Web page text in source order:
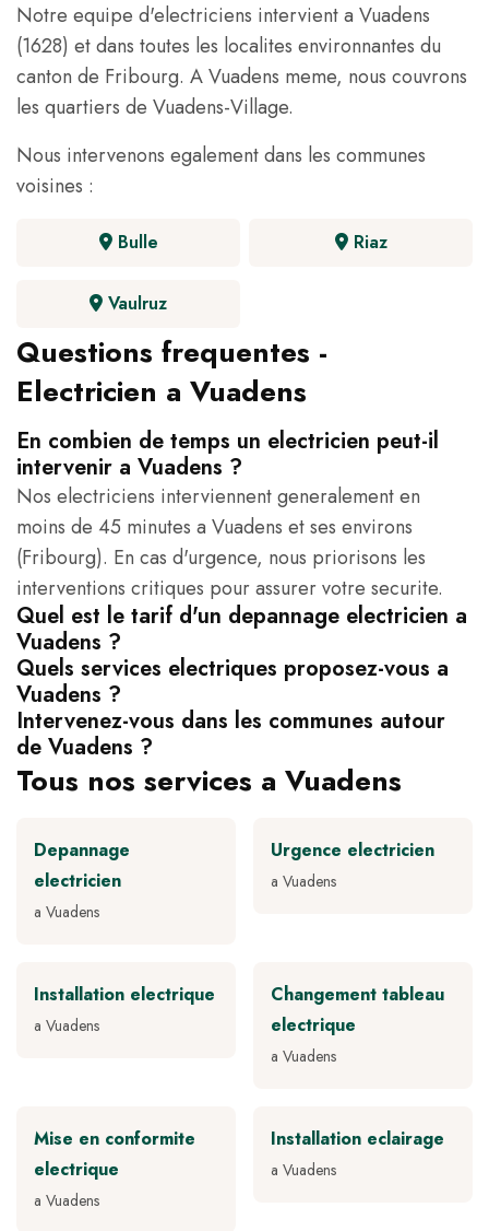
Notre equipe d'electriciens intervient a Vuadens
(1628) et dans toutes les localites environnantes du
canton de Fribourg. A Vuadens meme, nous couvrons
les quartiers de Vuadens-Village.
Nous intervenons egalement dans les communes
voisines :
Bulle Riaz
Vaulruz
Questions frequentes -
Electricien a Vuadens
En combien de temps un electricien peut-il
intervenir a Vuadens ?
Nos electriciens interviennent generalement en
moins de 45 minutes a Vuadens et ses environs
(Fribourg). En cas d'urgence, nous priorisons les
interventions critiques pour assurer votre securite.
Quel est le tarif d'un depannage electricien a
Vuadens ?
Quels services electriques proposez-vous a
Vuadens ?
Intervenez-vous dans les communes autour
de Vuadens ?
Tous nos services a Vuadens
Depannage
electricien
a Vuadens
Urgence electricien
a Vuadens
Installation electrique
a Vuadens
Changement tableau
electrique
a Vuadens
Mise en conformite
electrique
a Vuadens
Installation eclairage
a Vuadens